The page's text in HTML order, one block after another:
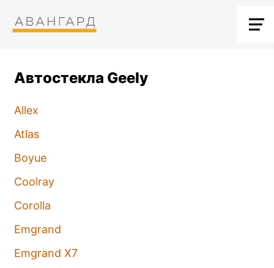
Автостекла Geely
Allex
Atlas
Boyue
Coolray
Corolla
Emgrand
Emgrand X7